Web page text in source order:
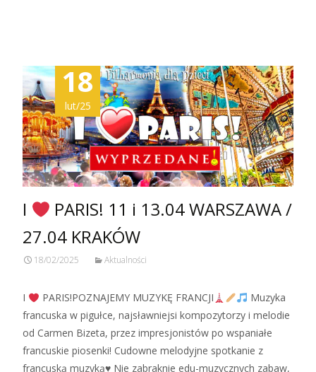
18
lut/25
I
PARIS! 11 i 13.04 WARSZAWA /
27.04 KRAKÓW
18/02/2025 Aktualności
I PARIS!POZNAJEMY MUZYKĘ FRANCJI
Muzyka
francuska w pigułce, najsławniejsi kompozytorzy i melodie
od Carmen Bizeta, przez impresjonistów po wspaniałe
francuskie piosenki! Cudowne melodyjne spotkanie z
francuską muzyką♥ Nie zabraknie edu-muzycznych zabaw,